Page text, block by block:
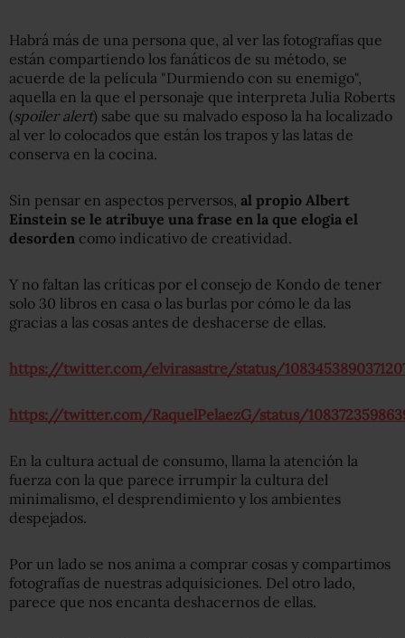
Habrá más de una persona que, al ver las fotografías que
están compartiendo los fanáticos de su método, se
acuerde de la película "Durmiendo con su enemigo",
aquella en la que el personaje que interpreta Julia Roberts
(spoiler alert) sabe que su malvado esposo la ha localizado
al ver lo colocados que están los trapos y las latas de
conserva en la cocina.
Sin pensar en aspectos perversos, al propio Albert
Einstein se le atribuye una frase en la que elogia el
desorden como indicativo de creatividad.
Y no faltan las críticas por el consejo de Kondo de tener
solo 30 libros en casa o las burlas por cómo le da las
gracias a las cosas antes de deshacerse de ellas.
https://twitter.com/elvirasastre/status/
https://twitter.com/RaquelPelaezG/status/
En la cultura actual de consumo, llama la atención la
fuerza con la que parece irrumpir la cultura del
minimalismo, el desprendimiento y los ambientes
despejados.
Por un lado se nos anima a comprar cosas y compartimos
fotografías de nuestras adquisiciones. Del otro lado,
parece que nos encanta deshacernos de ellas.